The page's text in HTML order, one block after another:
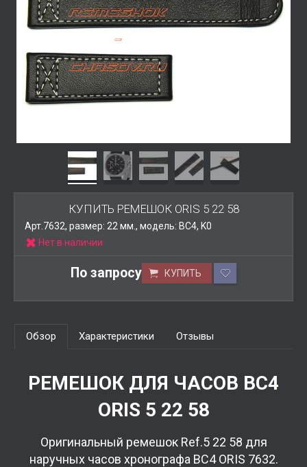
КУПИТЬ РЕМЕШОК ORIS 5 22 58
Арт.7632, размер: 22 мм., модель: BC4, K0
Нет в наличии
По запросу КУПИТЬ
Обзор Характеристики Отзывы
РЕМЕШОК ДЛЯ ЧАСОВ BC4
ORIS 5 22 58
Оригинальный ремешок Ref.5 22 58 для
наручных часов хронографа BC4 ORIS 7632.